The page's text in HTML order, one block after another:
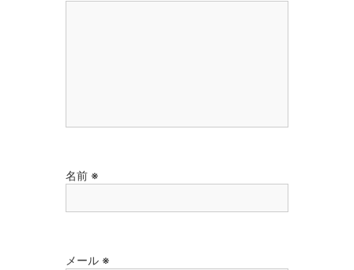
名前 ※
メール ※